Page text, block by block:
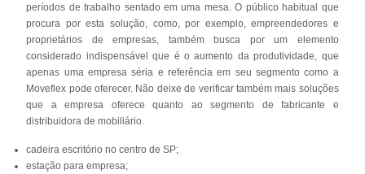
períodos de trabalho sentado em uma mesa. O público habitual que
procura por esta solução, como, por exemplo, empreendedores e
proprietários de empresas, também busca por um elemento
considerado indispensável que é o aumento da produtividade, que
apenas uma empresa séria e referência em seu segmento como a
Moveflex pode oferecer. Não deixe de verificar também mais soluções
que a empresa oferece quanto ao segmento de fabricante e
distribuidora de mobiliário.
cadeira escritório no centro de SP;
estação para empresa;